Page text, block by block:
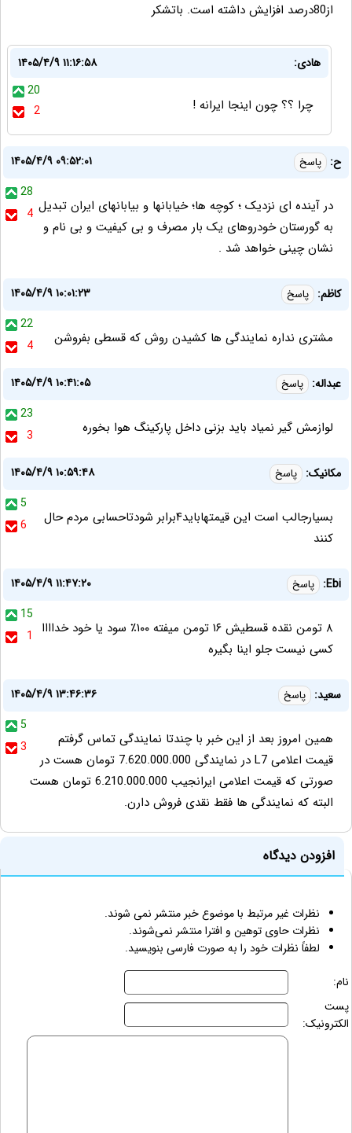
از80درصد افزایش داشته است. باتشکر
هادی:
۱۴۰۵/۴/۹ ۱۱:۱۶:۵۸
20
2
چرا ؟؟ چون اینجا ایرانه !
ح: پاسخ
۱۴۰۵/۴/۹ ۰۹:۵۲:۰۱
28
4 در آینده ای نزدیک ؛ کوچه ها؛ خیابانها و بیابانهای ایران تبدیل
به گورستان خودروهای یک بار مصرف و بی کیفیت و بی نام و
نشان چینی خواهد شد .
کاظم: پاسخ
۱۴۰۵/۴/۹ ۱۰:۰۱:۲۳
22
4
مشتری نداره نمایندگی ها کشیدن روش که قسطی بفروشن
عبداله: پاسخ
۱۴۰۵/۴/۹ ۱۰:۴۱:۰۵
23
3
لوازمش گیر نمیاد باید بزنی داخل پارکینگ هوا بخوره
مکانیک: پاسخ
۱۴۰۵/۴/۹ ۱۰:۵۹:۴۸
5
6
بسیارجالب است این قیمتهاباید۴برابر شودتاحسابی مردم حال
کنند
Ebi: پاسخ
۱۴۰۵/۴/۹ ۱۱:۴۷:۲۰
15
1
۸ تومن نقده قسطیش ۱۶ تومن میفته ۱۰۰٪ سود یا خود خداااا
کسی نیست جلو اینا بگیره
سعید: پاسخ
۱۴۰۵/۴/۹ ۱۳:۴۶:۳۶
5
3
همین امروز بعد از این خبر با چندتا نمایندگی تماس گرفتم
قیمت اعلامی L7 در نمایندگی 7.620.000.000 تومان هست در
صورتی که قیمت اعلامی ایرانجیب 6.210.000.000 تومان هست
البته که نمایندگی ها فقط نقدی فروش دارن.
افزودن دیدگاه
نظرات غیر مرتبط با موضوع خبر منتشر نمی شوند.
نظرات حاوی توهین و افترا منتشر نمی‌شوند.
لطفاً نظرات خود را به صورت فارسی بنویسید.
نام:
پست
الکترونیک: